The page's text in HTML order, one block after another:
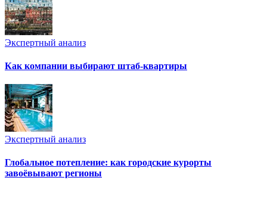
Экспертный анализ
Как компании выбирают штаб-квартиры
Экспертный анализ
Глобальное потепление: как городские курорты
завоёвывают регионы